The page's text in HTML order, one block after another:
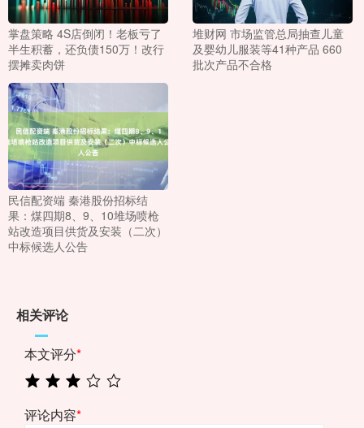
掌盘策略 4S店倒闭！老板亏了
半生积蓄，还负债150万！改行
摆摊卖肉饼
堆财网 市场监管总局抽查儿童
及婴幼儿服装等41种产品 660
批次产品不合格
民信配资端 秦港股份招标结
果：煤四期8、9、10堆场喷枪
站改造项目供货及安装（二次）
中标候选人公告
相关评论
本文评分*
评论内容*